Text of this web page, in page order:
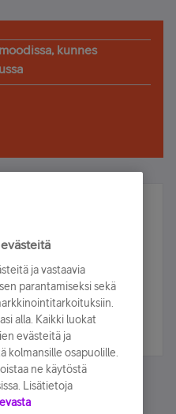
kunnes
ja voita!
mukana arvonnassa.
ja vastaavia
parantamiseksi sekä
alla. Kaikki luokat
evästeitä ja
kolmansille osapuolille.
ne käytöstä
Lisätietoja